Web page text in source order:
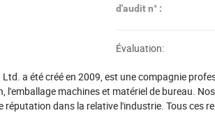
d'audit n° :
Évaluation:
a été créé en 2009, est une compagnie
l'emballage machines et matériel de bureau.
réputation dans la relative l'industrie. Tous ces